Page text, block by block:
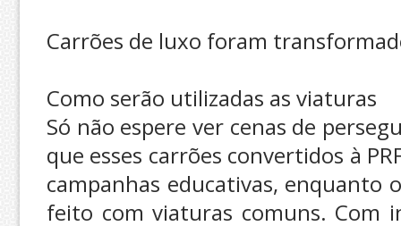
Carrões de luxo foram
Como serão utilizadas as viaturas
Só não espere ver cenas de
que esses carrões convertidos à
campanhas educativas, enquanto
feito com viaturas comuns. Com